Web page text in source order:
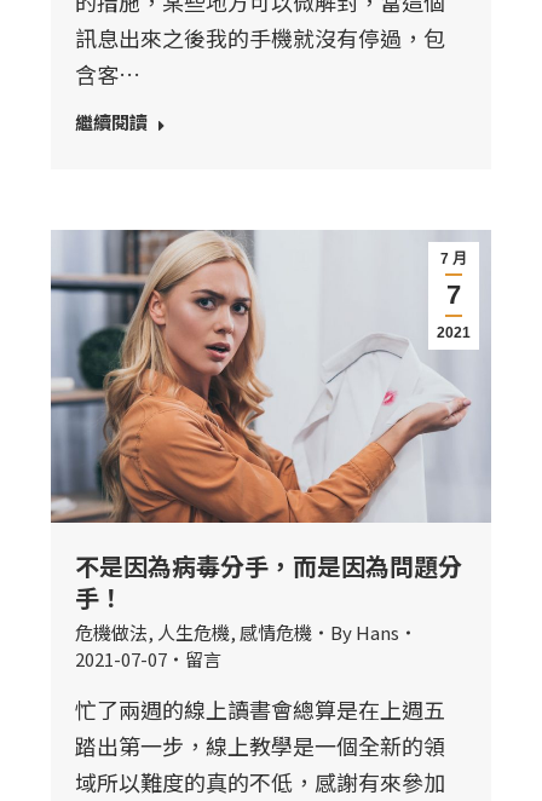
訊息出來之後我的手機就沒有停過，包
含客…
繼續閱讀
7 月
7
2021
不是因為病毒分手，而是因為問題分
手！
危機做法, 人生危機,感情危機 ByHans
2021-07-07
留言
忙了兩週的線上讀書會總算是在上週五
踏出第一步，線上教學是一個全新的領
域所以難度的真的不低，感謝有來參加